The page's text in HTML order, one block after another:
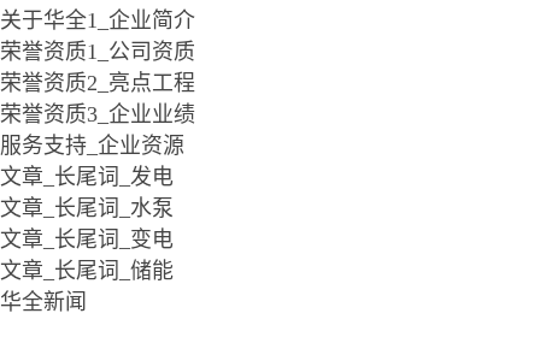
关于华全1_企业简介
荣誉资质1_公司资质
荣誉资质2_亮点工程
荣誉资质3_企业业绩
服务支持_企业资源
文章_长尾词_发电
文章_长尾词_水泵
文章_长尾词_变电
文章_长尾词_储能
华全新闻